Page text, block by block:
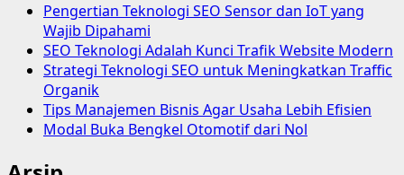
Pengertian Teknologi SEO Sensor dan IoT yang
Wajib Dipahami
SEO Teknologi Adalah Kunci Trafik Website Modern
Strategi Teknologi SEO untuk Meningkatkan Traffic
Organik
Tips Manajemen Bisnis Agar Usaha Lebih Efisien
Modal Buka Bengkel Otomotif dari Nol